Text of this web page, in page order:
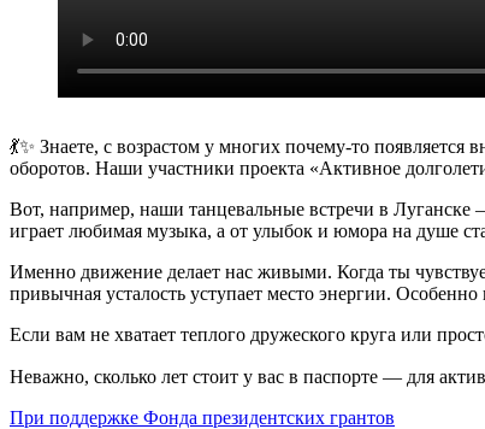
💃✨ Знаете, с возрастом у многих почему-то
оборотов. Наши участники проекта «Активное
Вот, например, наши танцевальные встречи в Луганске
играет любимая музыка, а от улыбок и юмора на душе
Именно движение делает нас живыми. Когда ты
привычная усталость уступает место энергии.
Если вам не хватает теплого дружеского круга или
Неважно, сколько лет стоит у вас в паспорте — для
При поддержке Фонда президентских грантов